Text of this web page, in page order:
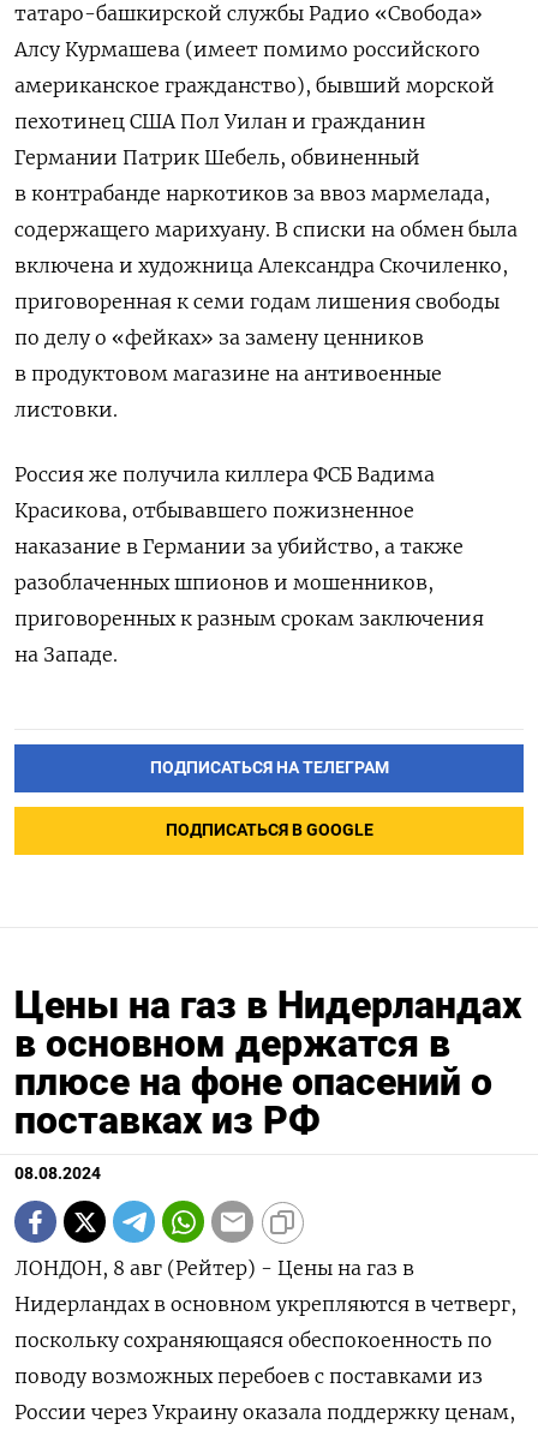
татаро-башкирской службы Радио «Свобода»
Алсу Курмашева (имеет помимо российского
американское гражданство), бывший морской
пехотинец США Пол Уилан и гражданин
Германии Патрик Шебель, обвиненный
в контрабанде наркотиков за ввоз мармелада,
содержащего марихуану. В списки на обмен была
включена и художница Александра Скочиленко,
приговоренная к семи годам лишения свободы
по делу о «фейках» за замену ценников
в продуктовом магазине на антивоенные
листовки.
Россия же получила киллера ФСБ Вадима
Красикова, отбывавшего пожизненное
наказание в Германии за убийство, а также
разоблаченных шпионов и мошенников,
приговоренных к разным срокам заключения
на Западе.
ПОДПИСАТЬСЯ НА ТЕЛЕГРАМ
ПОДПИСАТЬСЯ В GOOGLE
Цены на газ в Нидерландах
в основном держатся в
плюсе на фоне опасений о
поставках из РФ
08.08.2024
ЛОНДОН, 8 авг (Рейтер) - Цены на газ в
Нидерландах в основном укрепляются в четверг,
поскольку сохраняющаяся обеспокоенность по
поводу возможных перебоев с поставками из
России через Украину оказала поддержку ценам,